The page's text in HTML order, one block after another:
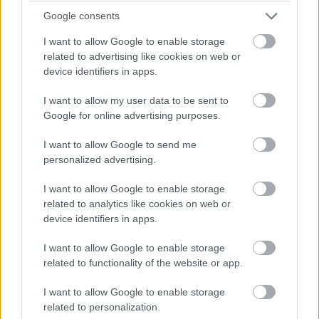
Google consents
I want to allow Google to enable storage
related to advertising like cookies on web or
device identifiers in apps.
I want to allow my user data to be sent to
Google for online advertising purposes.
I want to allow Google to send me
personalized advertising.
I want to allow Google to enable storage
related to analytics like cookies on web or
device identifiers in apps.
I want to allow Google to enable storage
related to functionality of the website or app.
I want to allow Google to enable storage
related to personalization.
Kúria elnökhelyettese, Šikuta Ján, a szlovák Legfelsőbb
Bíróság elnöke, Ida Hanzelová, a szlovák Legfelsőbb
Bíróság volt bírója, Puskás Bálint és Varga Attila, a román
Alkotmánybíróság bírói, valamint Korhecz Tamás, a szerb
Alkotmánybíróság bírója.
Diákok a munkaerőpiacon: Így formálják a 2026-os
trendeket a fiatalok elvárásai (X)
A diákoknak már nem elég a magas órabér,
#szladits károly #emlékkonferencia
#jog